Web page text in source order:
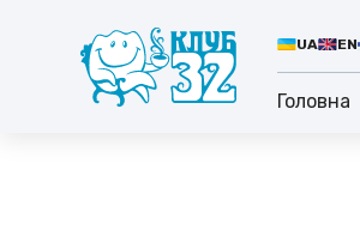
UA EN
Головна